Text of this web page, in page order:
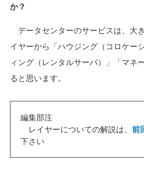
か？
データセンターのサービスは、大
イヤーから「ハウジング（コロケー
ィング（レンタルサーバ）」「マネ
ると思います。
編集部注
レイヤーについての解説は、 前
下さい